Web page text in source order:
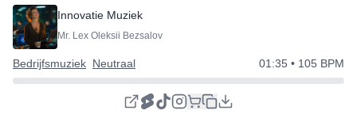
Innovatie Muziek
Mr. Lex Oleksii Bezsalov
Bedrijfsmuziek Neutraal 01:35 • 105 BPM